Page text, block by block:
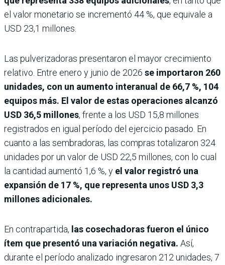
el valor monetario se incrementó 44 %, que equivale a
USD 23,1 millones.
Las pulverizadoras presentaron el mayor crecimiento
relativo. Entre enero y junio de 2026 se importaron 260
unidades, con un aumento interanual de 66,7 %, 104
equipos más. El valor de estas operaciones alcanzó
USD 36,5 millones, frente a los USD 15,8 millones
registrados en igual período del ejercicio pasado. En
cuanto a las sembradoras, las compras totalizaron 324
unidades por un valor de USD 22,5 millones, con lo cual
la cantidad aumentó 1,6 %, y el valor registró una
expansión de 17 %, que representa unos USD 3,3
millones adicionales.
En contrapartida, las cosechadoras fueron el único
ítem que presentó una variación negativa. Así,
durante el período analizado ingresaron 212 unidades, 7